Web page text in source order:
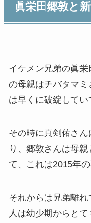
眞栄田郷敦と
イケメン兄弟の眞
の母親はチバタマ
は早くに破綻してい
その時に真剣佑さ
り、郷敦さんは母
て、これは2015年の
それからは兄弟離
人は幼少期からと